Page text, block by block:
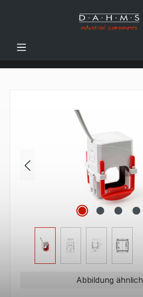
Zum Hauptinhalt springen
Bildergalerie überspringen
Abbildung ähnlich